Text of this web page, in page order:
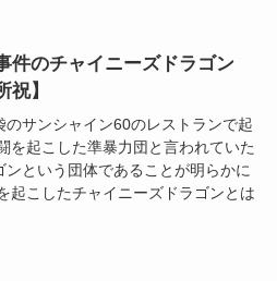
件のチャイニーズドラゴン
祝】
サンシャイン60のレストランで起
を起こした準暴力団と言われていた
という団体であることが明らかに
起こしたチャイニーズドラゴンとは